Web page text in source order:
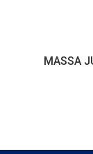
MASSA